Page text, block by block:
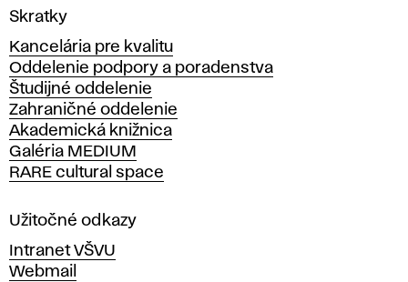
V
s
o
k
á
š
k
o
a
ý
Skratky
Kancelária pre kvalitu
Oddelenie podpory a poradenstva
Študijné oddelenie
Zahraničné oddelenie
Akademická knižnica
Galéria MEDIUM
RARE cultural space
Užitočné odkazy
Intranet VŠVU
Webmail